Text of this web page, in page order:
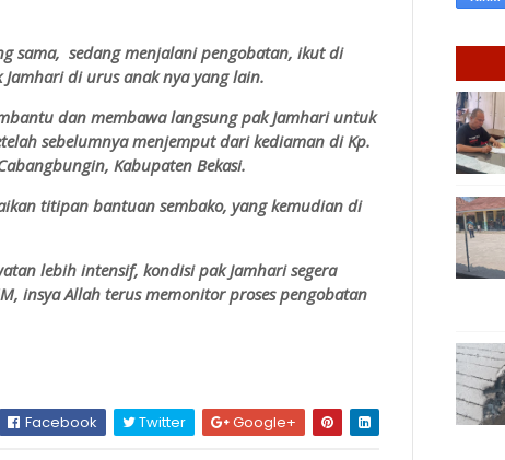
sama, sedang menjalani pengobatan, ikut di
Jamhari di urus anak nya yang lain.
dan membawa langsung pak Jamhari untuk
sebelumnya menjemput dari kediaman di Kp.
Kabupaten Bekasi.
titipan bantuan sembako, yang kemudian di
lebih intensif, kondisi pak Jamhari segera
insya Allah terus memonitor proses pengobatan
Facebook Twitter Google+